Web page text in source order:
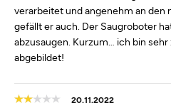
verarbeitet und angenehm an den
gefällt er auch. Der Saugroboter
abzusaugen. Kurzum… ich bin
abgebildet!
20.11.2022